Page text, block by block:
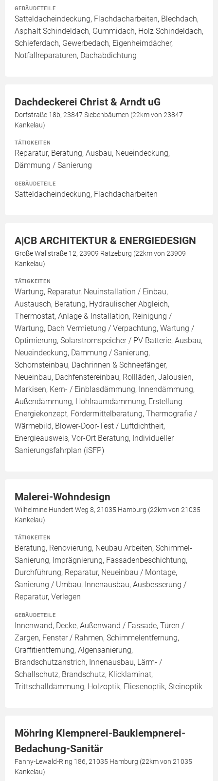
GEBÄUDETEILE
Satteldacheindeckung, Flachdacharbeiten, Blechdach,
Asphalt Schindeldach, Gummidach, Holz Schindeldach,
Schieferdach, Gewerbedach, Eigenheimdächer,
Notfallreparaturen, Dachabdichtung
Dachdeckerei Christ & Arndt uG
Dorfstraße 18b, 23847 Siebenbäumen (22km von 23847
Kankelau)
TÄTIGKEITEN
Reparatur, Beratung, Ausbau, Neueindeckung,
Dämmung / Sanierung
GEBÄUDETEILE
Satteldacheindeckung, Flachdacharbeiten
A|CB ARCHITEKTUR & ENERGIEDESIGN
Große Wallstraße 12, 23909 Ratzeburg (22km von 23909
Kankelau)
TÄTIGKEITEN
Wartung, Reparatur, Neuinstallation / Einbau,
Austausch, Beratung, Hydraulischer Abgleich,
Thermostat, Anlage & Installation, Reinigung /
Wartung, Dach Vermietung / Verpachtung, Wartung /
Optimierung, Solarstromspeicher / PV Batterie, Ausbau,
Neueindeckung, Dämmung / Sanierung,
Schornsteinbau, Dachrinnen & Schneefänger,
Neueinbau, Dachfenstereinbau, Rollläden, Jalousien,
Markisen, Kern- / Einblasdämmung, Innendämmung,
Außendämmung, Hohlraumdämmung, Erstellung
Energiekonzept, Fördermittelberatung, Thermografie /
Wärmebild, Blower-Door-Test / Luftdichtheit,
Energieausweis, Vor-Ort Beratung, Individueller
Sanierungsfahrplan (iSFP)
Malerei-Wohndesign
Wilhelmine Hundert Weg 8, 21035 Hamburg (22km von 21035
Kankelau)
TÄTIGKEITEN
Beratung, Renovierung, Neubau Arbeiten, Schimmel-
Sanierung, Imprägnierung, Fassadenbeschichtung,
Durchführung, Reparatur, Neueinbau / Montage,
Sanierung / Umbau, Innenausbau, Ausbesserung /
Reparatur, Verlegen
GEBÄUDETEILE
Innenwand, Decke, Außenwand / Fassade, Türen /
Zargen, Fenster / Rahmen, Schimmelentfernung,
Graffitientfernung, Algensanierung,
Brandschutzanstrich, Innenausbau, Lärm- /
Schallschutz, Brandschutz, Klicklaminat,
Trittschalldämmung, Holzoptik, Fliesenoptik, Steinoptik
Möhring Klempnerei-Bauklempnerei-
Bedachung-Sanitär
Fanny-Lewald-Ring 186, 21035 Hamburg (22km von 21035
Kankelau)